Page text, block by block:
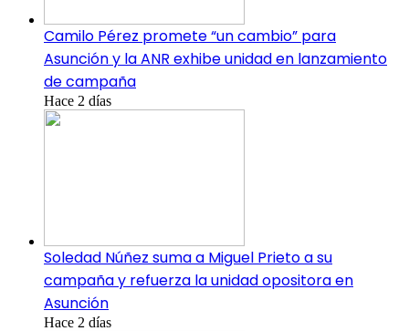
Camilo Pérez promete “un cambio” para
Asunción y la ANR exhibe unidad en lanzamiento
de campaña
Hace 2 días
Soledad Núñez suma a Miguel Prieto a su
campaña y refuerza la unidad opositora en
Asunción
Hace 2 días